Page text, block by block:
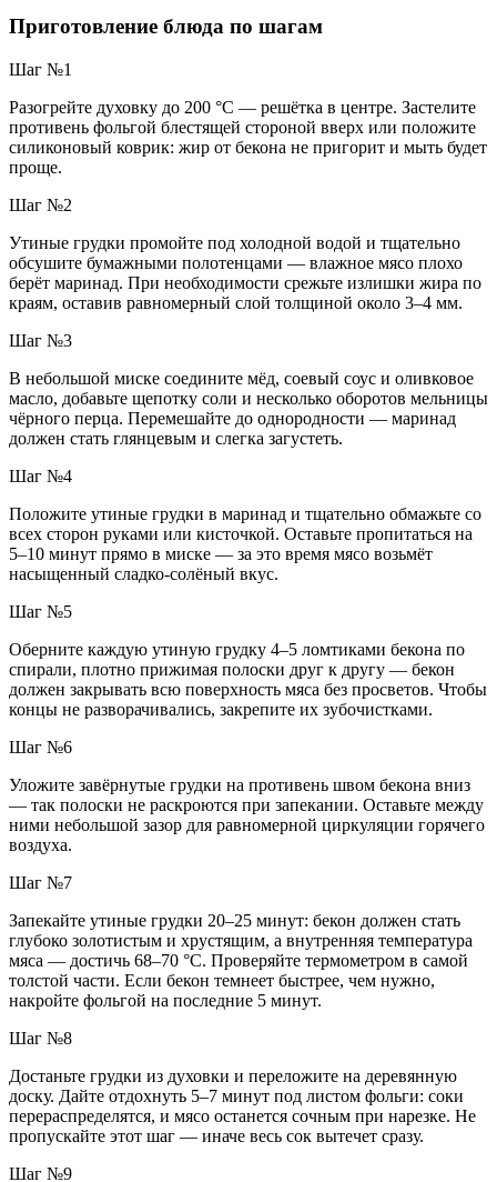
Приготовление блюда по шагам
Шаг №1
Разогрейте духовку до 200 °C — решётка в центре. Застелите
противень фольгой блестящей стороной вверх или положите
силиконовый коврик: жир от бекона не пригорит и мыть будет
проще.
Шаг №2
Утиные грудки промойте под холодной водой и тщательно
обсушите бумажными полотенцами — влажное мясо плохо
берёт маринад. При необходимости срежьте излишки жира по
краям, оставив равномерный слой толщиной около 3–4 мм.
Шаг №3
В небольшой миске соедините мёд, соевый соус и оливковое
масло, добавьте щепотку соли и несколько оборотов мельницы
чёрного перца. Перемешайте до однородности — маринад
должен стать глянцевым и слегка загустеть.
Шаг №4
Положите утиные грудки в маринад и тщательно обмажьте со
всех сторон руками или кисточкой. Оставьте пропитаться на
5–10 минут прямо в миске — за это время мясо возьмёт
насыщенный сладко-солёный вкус.
Шаг №5
Оберните каждую утиную грудку 4–5 ломтиками бекона по
спирали, плотно прижимая полоски друг к другу — бекон
должен закрывать всю поверхность мяса без просветов. Чтобы
концы не разворачивались, закрепите их зубочистками.
Шаг №6
Уложите завёрнутые грудки на противень швом бекона вниз
— так полоски не раскроются при запекании. Оставьте между
ними небольшой зазор для равномерной циркуляции горячего
воздуха.
Шаг №7
Запекайте утиные грудки 20–25 минут: бекон должен стать
глубоко золотистым и хрустящим, а внутренняя температура
мяса — достичь 68–70 °C. Проверяйте термометром в самой
толстой части. Если бекон темнеет быстрее, чем нужно,
накройте фольгой на последние 5 минут.
Шаг №8
Достаньте грудки из духовки и переложите на деревянную
доску. Дайте отдохнуть 5–7 минут под листом фольги: соки
перераспределятся, и мясо останется сочным при нарезке. Не
пропускайте этот шаг — иначе весь сок вытечет сразу.
Шаг №9